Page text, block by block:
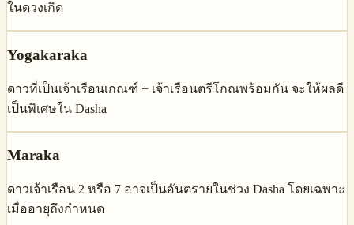
ในดวงเกิด
Yogakaraka
ดาวที่เป็นเจ้าเรือนเกณฑ์ + เจ้าเรือนตรีโกณพร้อมกัน จะให้ผลดี
เป็นพิเศษใน Dasha
Maraka
ดาวเจ้าเรือน 2 หรือ 7 อาจเป็นอันตรายในช่วง Dasha โดยเฉพาะ
เมื่ออายุถึงกำหนด